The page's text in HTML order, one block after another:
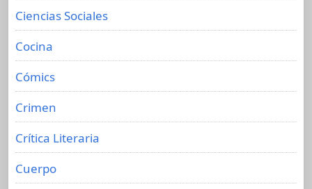
Ciencias Sociales
Cocina
Cómics
Crimen
Crítica Literaria
Cuerpo